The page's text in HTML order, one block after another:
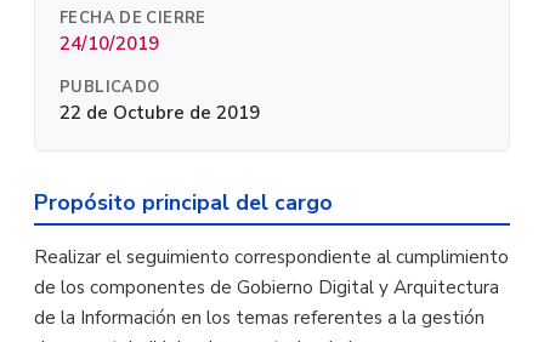
FECHA DE CIERRE
24/10/2019
PUBLICADO
22 de Octubre de 2019
Propósito principal del cargo
Realizar el seguimiento correspondiente al cumplimiento
de los componentes de Gobierno Digital y Arquitectura
de la Información en los temas referentes a la gestión